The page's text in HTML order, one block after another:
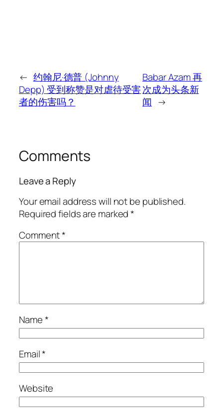
← 约翰尼·德普 (Johnny
Depp) 受到称赞是对虐待受害
者的伤害吗？
Babar Azam 再
次成为头条新
闻 →
Comments
Leave a Reply
Your email address will not be published.
Required fields are marked*
Comment*
Name*
Email*
Website